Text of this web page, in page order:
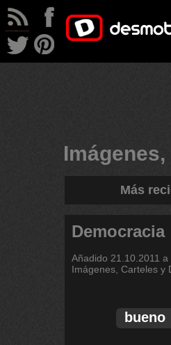
Más
Democracia
Añadido 21.10.2011 a
Imágenes, Carteles y
bueno